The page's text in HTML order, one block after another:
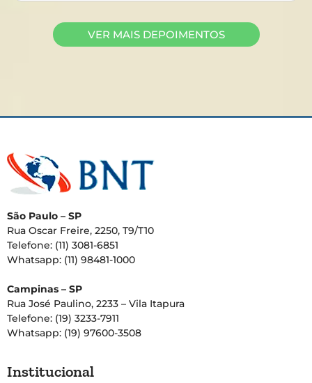
VER MAIS DEPOIMENTOS
São Paulo – SP
Rua Oscar Freire, 2250, T9/T10
Telefone: (11) 3081-6851
Whatsapp: (11) 98481-1000
Campinas – SP
Rua José Paulino, 2233 – Vila Itapura
Telefone: (19) 3233-7911
Whatsapp: (19) 97600-3508
Institucional